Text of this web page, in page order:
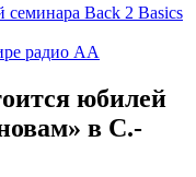
Back 2 Basics
радио АА
юбилей
в С.-